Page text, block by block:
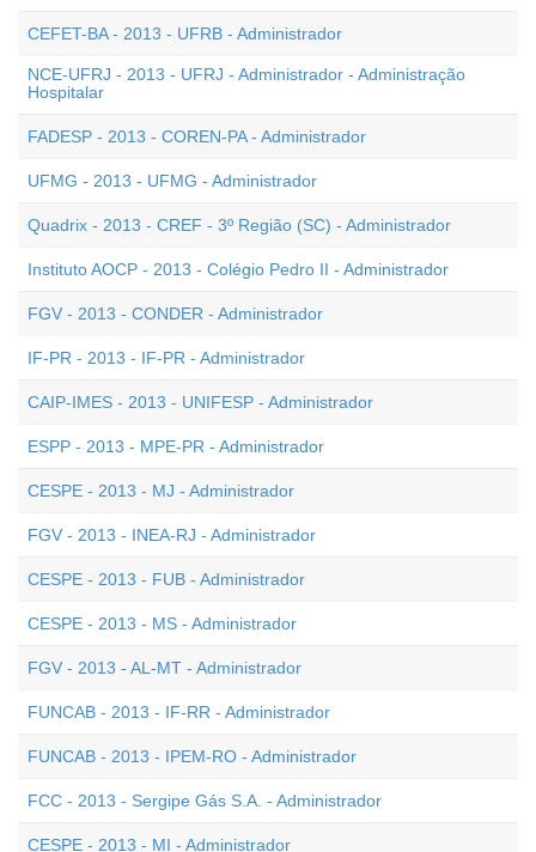
CEFET-BA - 2013 - UFRB - Administrador
NCE-UFRJ - 2013 - UFRJ - Administrador - Administração
Hospitalar
FADESP - 2013 - COREN-PA - Administrador
UFMG - 2013 - UFMG - Administrador
Quadrix - 2013 - CREF - 3º Região (SC) - Administrador
Instituto AOCP - 2013 - Colégio Pedro II - Administrador
FGV - 2013 - CONDER - Administrador
IF-PR - 2013 - IF-PR - Administrador
CAIP-IMES - 2013 - UNIFESP - Administrador
ESPP - 2013 - MPE-PR - Administrador
CESPE - 2013 - MJ - Administrador
FGV - 2013 - INEA-RJ - Administrador
CESPE - 2013 - FUB - Administrador
CESPE - 2013 - MS - Administrador
FGV - 2013 - AL-MT - Administrador
FUNCAB - 2013 - IF-RR - Administrador
FUNCAB - 2013 - IPEM-RO - Administrador
FCC - 2013 - Sergipe Gás S.A. - Administrador
CESPE - 2013 - MI - Administrador